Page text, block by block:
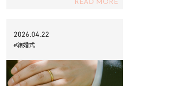
READ MORE
2026.04.22
#結婚式